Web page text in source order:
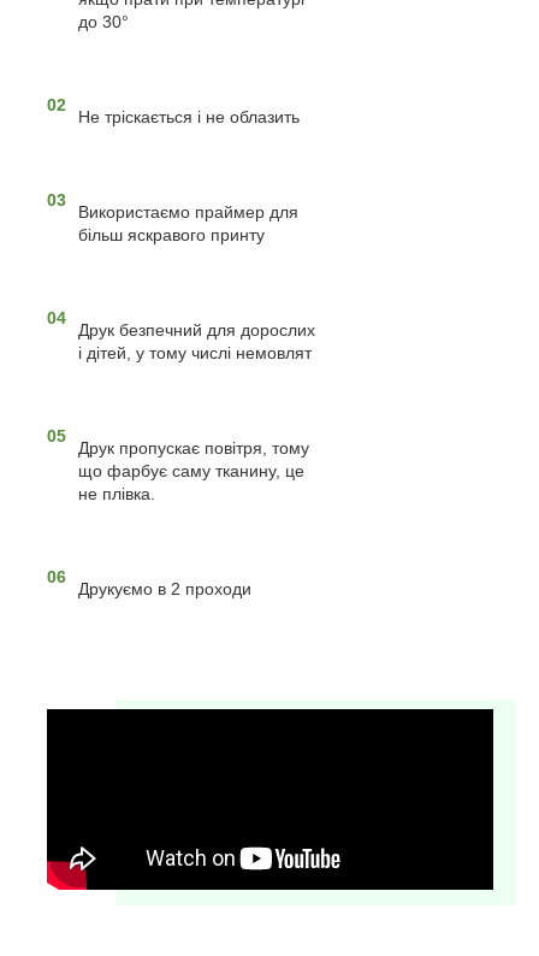
до 30°
02
Не тріскається і не облазить
03
Використаємо праймер для
більш яскравого принту
04
Друк безпечний для дорослих
і дітей, у тому числі немовлят
05
Друк пропускає повітря, тому
що фарбує саму тканину, це
не плівка.
06
Друкуємо в 2 проходи